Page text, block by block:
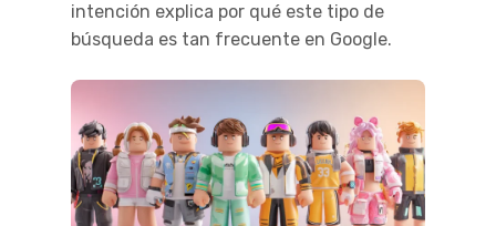
intención explica por qué este tipo de
búsqueda es tan frecuente en Google.